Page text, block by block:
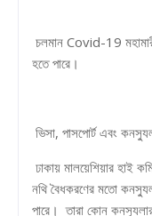
চলমান Covid-19
হতে পারে।
ভিসা, পাসপোর্ট এবং
ঢাকায় মালয়েশিয়ার হাই
নথি বৈধকরণের মতো
পারে। তারা কোন